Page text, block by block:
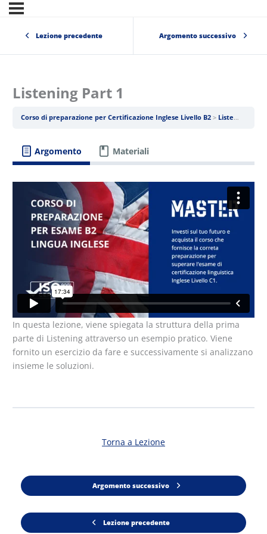
Lezione precedente Argomento successivo
Listening Part 1
Corso di preparazione per Certificazione Inglese Livello B2 Listening
Argomento Materiali
In questa lezione, viene spiegata la struttura della prima
parte di Listening attraverso un esempio pratico. Viene
fornito un esercizio da fare e successivamente si analizzano
insieme le soluzioni.
Lezione precedente
Torna a Lezione
Argomento successivo